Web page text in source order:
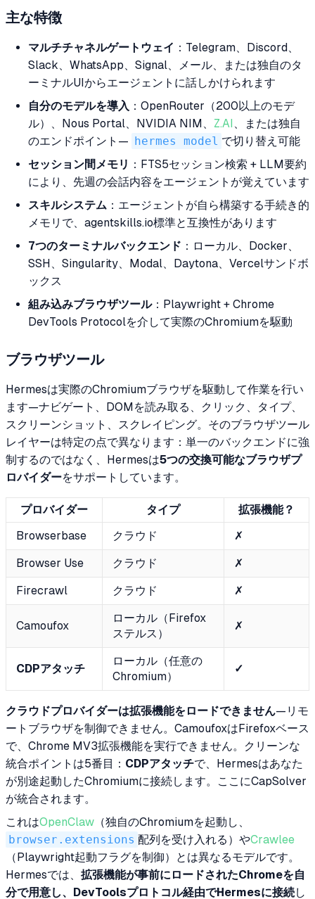
主な特徴
マルチチャネルゲートウェイ ：Telegram、Discord、
Slack、WhatsApp、Signal、メール、または独自のタ
ーミナルUIからエージェントに話しかけられます
自分のモデルを導入 ：OpenRouter（200以上のモデ
ル）、Nous Portal、NVIDIA NIM、 Z.AI 、または独自
のエンドポイント— hermes model で切り替え可能
セッション間メモリ ：FTS5セッション検索 + LLM要約
により、先週の会話内容をエージェントが覚えています
スキルシステム ：エージェントが自ら構築する手続き的
メモリで、agentskills.io標準と互換性があります
7つのターミナルバックエンド ：ローカル、Docker、
SSH、Singularity、Modal、Daytona、Vercelサンドボ
ックス
組み込みブラウザツール：Playwright + Chrome
DevTools Protocolを介して実際のChromiumを駆動
ブラウザツール
Hermesは実際のChromiumブラウザを駆動して作業を行い
ます—ナビゲート、DOMを読み取る、クリック、タイプ、
スクリーンショット、スクレイピング。そのブラウザツール
レイヤーは特定の点で異なります：単一のバックエンドに強
制するのではなく、Hermesは5つの交換可能なブラウザプ
ロバイダーをサポートしています。
プロバイダー タイプ
拡張機能？
Browserbase
クラウド ✗
Browser Use クラウド ✗
Firecrawl クラウド ✗
Camoufox
ローカル（Firefox
ステルス）
✗
CDPアタッチ
ローカル（任意の
Chromium）
✓
クラウドプロバイダーは拡張機能をロードできません—リモ
ートブラウザを制御できません。CamoufoxはFirefoxベース
で、Chrome MV3拡張機能を実行できません。クリーンな
統合ポイントは5番目： CDPアタッチで、Hermesはあなた
が別途起動したChromiumに接続します。ここにCapSolver
が統合されます。
これはOpenClaw （独自のChromiumを起動し、
browser.extensions 配列を受け入れる）やCrawlee
（Playwright起動フラグを制御）とは異なるモデルです。
Hermesでは、 拡張機能が事前にロードされたChromeを自
分で用意し、DevToolsプロトコル経由でHermesに接続し